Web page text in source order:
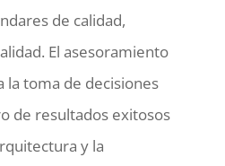
de calidad,
El asesoramiento
la toma de decisiones
de resultados exitosos
y la